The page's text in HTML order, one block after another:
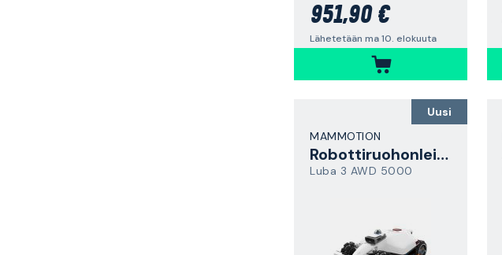
951,90 €
Lähetetään ma 10. elokuuta
Uusi
MAMMOTION
Robottiruohonleikkuri
Luba 3 AWD 5000